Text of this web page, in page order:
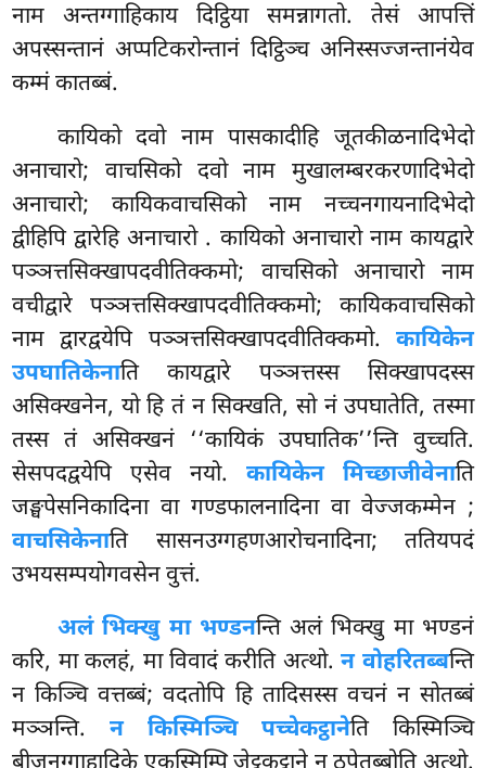
नाम अन्तग्गाहिकाय दिट्ठिया समन्नागतो. तेसं आपत्तिं
अपस्सन्तानं अप्पटिकरोन्तानं दिट्ठिञ्च अनिस्सज्जन्तानंयेव
कम्मं कातब्बं.
कायिको दवो नाम पासकादीहि जूतकीळनादिभेदो
अनाचारो; वाचसिको दवो नाम मुखालम्बरकरणादिभेदो
अनाचारो; कायिकवाचसिको नाम नच्चनगायनादिभेदो
द्वीहिपि द्वारेहि अनाचारो . कायिको अनाचारो नाम कायद्वारे
पञ्ञत्तसिक्खापदवीतिक्कमो; वाचसिको अनाचारो नाम
वचीद्वारे पञ्ञत्तसिक्खापदवीतिक्कमो; कायिकवाचसिको
नाम द्वारद्वयेपि पञ्ञत्तसिक्खापदवीतिक्कमो. कायिकेन
उपघातिकेनाति कायद्वारे पञ्ञत्तस्स सिक्खापदस्स
असिक्खनेन, यो हि तं न सिक्खति, सो नं उपघातेति, तस्मा
तस्स तं असिक्खनं ‘‘कायिकं उपघातिक’’न्ति वुच्चति.
सेसपदद्वयेपि एसेव नयो. कायिकेन मिच्छाजीवेनाति
जङ्घपेसनिकादिना वा गण्डफालनादिना वा वेज्जकम्मेन ;
वाचसिकेनाति सासनउग्गहणआरोचनादिना; ततियपदं
उभयसम्पयोगवसेनवुत्तं.
अलं भिक्खु मा भण्डनन्ति अलं भिक्खु मा भण्डनं
करि, मा कलहं, मा विवादं करीति अत्थो.न वोहरितब्बन्ति
न किञ्चि वत्तब्बं; वदतोपि हि तादिसस्स वचनं न सोतब्बं
मञ्ञन्ति.न किस्मिञ्चि पच्चेकट्ठानेति किस्मिञ्चि